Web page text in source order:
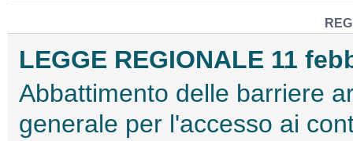
LEGGE REGIONALE 11
Abbattimento delle barriere
generale per l'accesso ai